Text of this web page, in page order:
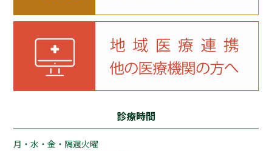
診療時間
月・水・金・隔週火曜